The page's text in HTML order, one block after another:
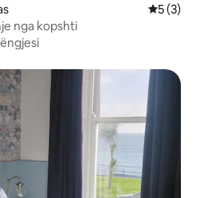
5 (3)
nga kopshti